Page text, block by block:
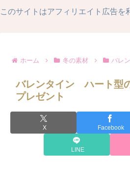
このサイトはアフィリエイト広告を
ホーム 冬の素材 バレ
バレンタイン ハート型
プレゼント
X Facebook
LINE